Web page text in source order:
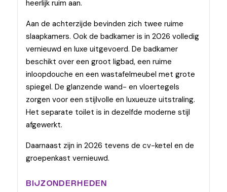
heerlijk ruim aan.
Aan de achterzijde bevinden zich twee ruime
slaapkamers. Ook de badkamer is in 2026 volledig
vernieuwd en luxe uitgevoerd. De badkamer
beschikt over een groot ligbad, een ruime
inloopdouche en een wastafelmeubel met grote
spiegel. De glanzende wand- en vloertegels
zorgen voor een stijlvolle en luxueuze uitstraling.
Het separate toilet is in dezelfde moderne stijl
afgewerkt.
Daarnaast zijn in 2026 tevens de cv-ketel en de
groepenkast vernieuwd.
BIJZONDERHEDEN